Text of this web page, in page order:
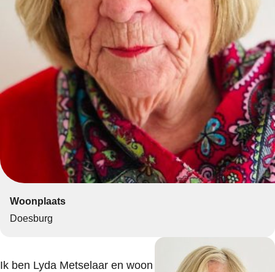
Woonplaats
Doesburg
Ik ben Lyda Metselaar en woon